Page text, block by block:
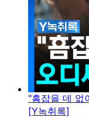
"흠잡을 데 없
[Y녹취록]